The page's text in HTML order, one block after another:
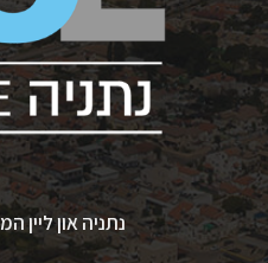
נתניה און ליין